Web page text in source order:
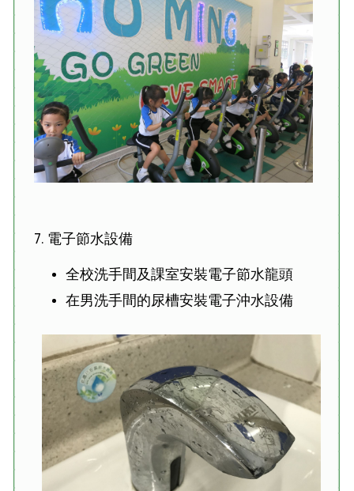
7. 電子節水設備
全校洗手間及課室安裝電子節水龍頭
在男洗手間的尿槽安裝電子沖水設備